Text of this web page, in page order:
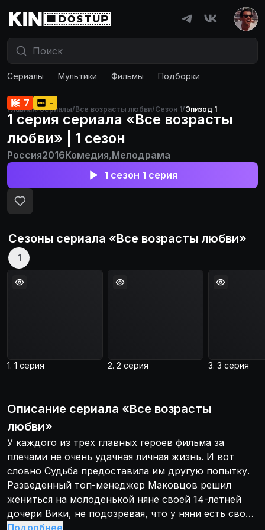
Сериалы Мультики Фильмы Подборки
Главная/Сериалы/Все возрасты любви/Сезон 1/Эпизод 1
7 -
1 серия сериала «Все возрасты
любви» | 1 сезон
Россия2016Комедия,Мелодрама
1 сезон 1 серия
Сезоны сериала «Все возрасты любви»
1
1. 1 серия 2. 2 серия 3. 3 серия
Описание сериала «Все возрасты
любви»
У каждого из трех главных героев фильма за
плечами не очень удачная личная жизнь. И вот
словно Судьба предоставила им другую попытку.
Разведенный топ-менеджер Маковцов решил
жениться на молоденькой няне своей 14-летней
дочери Вики, не подозревая, что у няни есть свой
бойфренд и некоторые планы относительно
Подробнее